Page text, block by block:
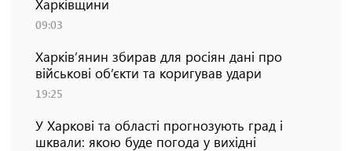
Харківщини
09:03
Харків’янин збирав для росіян дані про
військові об’єкти та коригував удари
19:25
У Харкові та області прогнозують град і
шквали: якою буде погода у вихідні